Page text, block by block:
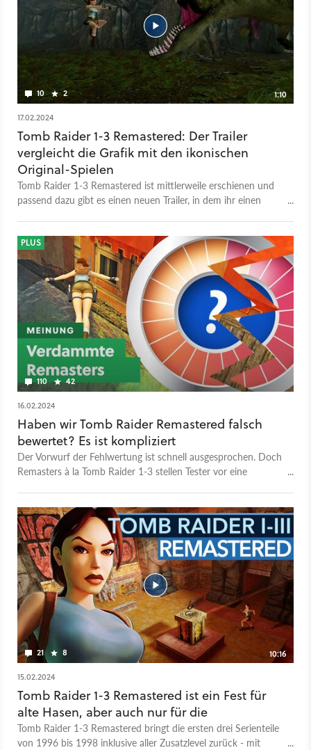
10 2
1:10
17.02.2024
Tomb Raider 1-3 Remastered: Der Trailer
vergleicht die Grafik mit den ikonischen
Original-Spielen
Tomb Raider 1-3 Remastered ist mittlerweile erschienen und
passend dazu gibt es einen neuen Trailer, in dem ihr einen
epischen Abenteuern in verbesserter Grafik und mit
modernisierten Steuerungsoptionen, was es Nostalgikern
erleichtert, die Spiele noch einmal zu erleben und
Neueinsteigern dabei hilft, sich einfacher zurechtzufinden. Die
Sammlung erschien am 13. Februar 2024.
110 42
PLUS
16.02.2024
Haben wir Tomb Raider Remastered falsch
bewertet? Es ist kompliziert
Der Vorwurf der Fehlwertung ist schnell ausgesprochen. Doch
Remasters à la Tomb Raider 1-3 stellen Tester vor eine
21 8
10:16
15.02.2024
Tomb Raider 1-3 Remastered ist ein Fest für
alte Hasen, aber auch nur für die
Tomb Raider 1-3 Remastered bringt die ersten drei Serienteile
von 1996 bis 1998 inklusive aller Zusatzlevel zurück - mit